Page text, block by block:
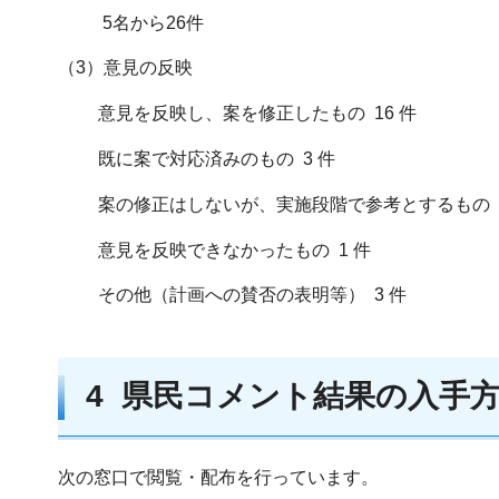
5名から26件
（3）意見の反映
意見を反映し、案を修正したもの 16 件
既に案で対応済みのもの 3 件
案の修正はしないが、実施段階で参考とするもの
意見を反映できなかったもの 1 件
その他（計画への賛否の表明等） 3 件
4 県民コメント結果の入手
次の窓口で閲覧・配布を行っています。